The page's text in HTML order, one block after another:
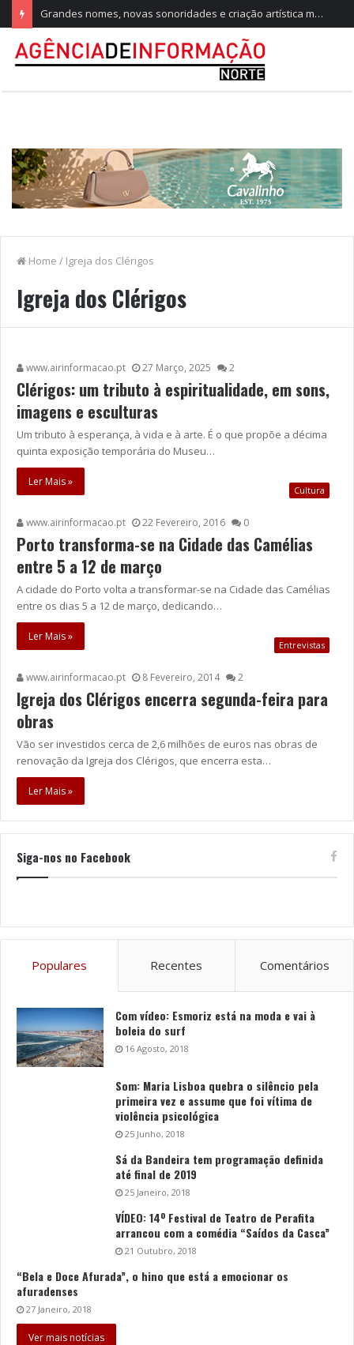
Grandes nomes, novas sonoridades e criação artística marcam a nova temporada do CTAL
Home / Igreja dos Clérigos
Igreja dos Clérigos
www.airinformacao.pt 27 Março, 2025 2
Clérigos: um tributo à espiritualidade, em sons,
imagens e esculturas
Um tributo à esperança, à vida e à arte. É o que propõe a décima
quinta exposição temporária do Museu…
Ler Mais »
Cultura
www.airinformacao.pt 22 Fevereiro, 2016 0
Porto transforma-se na Cidade das Camélias
entre 5 a 12 de março
A cidade do Porto volta a transformar-se na Cidade das Camélias
entre os dias 5 a 12 de março, dedicando…
Ler Mais »
Entrevistas
www.airinformacao.pt 8 Fevereiro, 2014 2
Igreja dos Clérigos encerra segunda-feira para
obras
Vão ser investidos cerca de 2,6 milhões de euros nas obras de
renovação da Igreja dos Clérigos, que encerra esta…
Ler Mais »
Siga-nos no Facebook
Populares Recentes Comentários
Com vídeo: Esmoriz está na moda e vai à
boleia do surf
16 Agosto, 2018
Som: Maria Lisboa quebra o silêncio pela
primeira vez e assume que foi vítima de
violência psicológica
25 Junho, 2018
Sá da Bandeira tem programação definida
até final de 2019
25 Janeiro, 2018
VÍDEO: 14º Festival de Teatro de Perafita
arrancou com a comédia “Saídos da Casca”
21 Outubro, 2018
“Bela e Doce Afurada”, o hino que está a emocionar os
afuradenses
27 Janeiro, 2018
Ver mais notícias